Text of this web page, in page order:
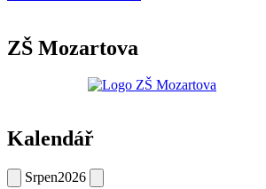
ZŠ Mozartova
Kalendář
Srpen2026